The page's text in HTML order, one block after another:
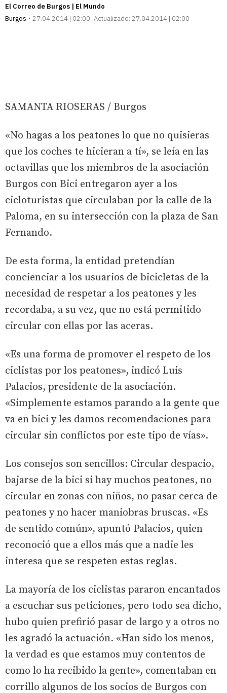
El Correo de Burgos | El Mundo
Burgos
27.04.2014 | 02:00 Actualizado: 27.04.2014 | 02:00
SAMANTA RIOSERAS / Burgos
«No hagas a los peatones lo que no quisieras
que los coches te hicieran a tí», se leía en las
octavillas que los miembros de la asociación
Burgos con Bici entregaron ayer a los
cicloturistas que circulaban por la calle de la
Paloma, en su intersección con la plaza de San
Fernando.
De esta forma, la entidad pretendían
concienciar a los usuarios de bicicletas de la
necesidad de respetar a los peatones y les
recordaba, a su vez, que no está permitido
circular con ellas por las aceras.
«Es una forma de promover el respeto de los
ciclistas por los peatones», indicó Luis
Palacios, presidente de la asociación.
«Simplemente estamos parando a la gente que
va en bici y les damos recomendaciones para
circular sin conflictos por este tipo de vías».
Los consejos son sencillos: Circular despacio,
bajarse de la bici si hay muchos peatones, no
circular en zonas con niños, no pasar cerca de
peatones y no hacer maniobras bruscas. «Es
de sentido común», apuntó Palacios, quien
reconoció que a ellos más que a nadie les
interesa que se respeten estas reglas.
La mayoría de los ciclistas pararon encantados
a escuchar sus peticiones, pero todo sea dicho,
hubo quien prefirió pasar de largo y a otros no
les agradó la actuación. «Han sido los menos,
la verdad es que estamos muy contentos de
como lo ha recibido la gente», comentaban en
corrillo algunos de los socios de Burgos con